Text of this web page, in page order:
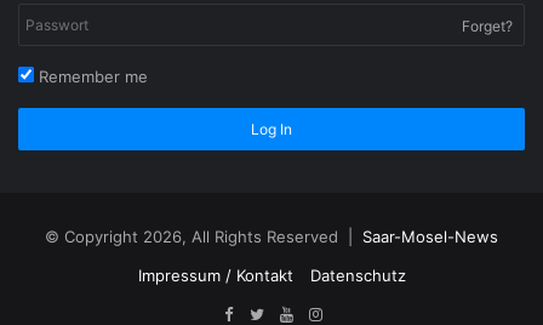
Forget?
Remember me
Log In
© Copyright 2026, All Rights Reserved | Saar-Mosel-News
Impressum / Kontakt
Datenschutz